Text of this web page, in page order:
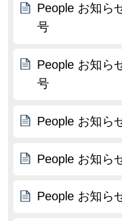
People お知ら
号
People お知ら
号
People お知ら
People お知ら
People お知ら